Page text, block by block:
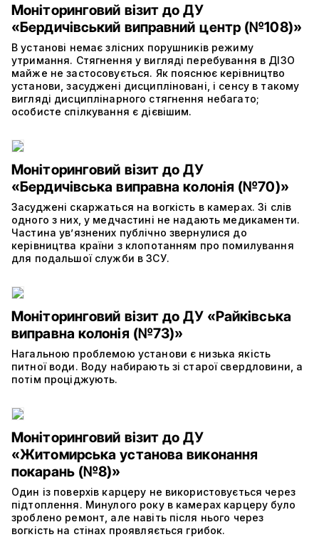
Моніторинговий візит до ДУ
«Бердичівський виправний центр (№108)»
В установі немає злісних порушників режиму
утримання. Стягнення у вигляді перебування в ДІЗО
майже не застосовується. Як пояснює керівництво
установи, засуджені дисципліновані, і сенсу в такому
вигляді дисциплінарного стягнення небагато;
особисте спілкування є дієвішим.
Моніторинговий візит до ДУ
«Бердичівська виправна колонія (№70)»
Засуджені скаржаться на вогкість в камерах. Зі слів
одного з них, у медчастині не надають медикаменти.
Частина ув’язнених публічно звернулися до
керівництва країни з клопотанням про помилування
для подальшої служби в ЗСУ.
Моніторинговий візит до ДУ «Райківська
виправна колонія (№73)»
Нагальною проблемою установи є низька якість
питної води. Воду набирають зі старої свердловини, а
потім проціджують.
Моніторинговий візит до ДУ
«Житомирська установа виконання
покарань (№8)»
Один із поверхів карцеру не використовується через
підтоплення. Минулого року в камерах карцеру було
зроблено ремонт, але навіть після нього через
вогкість на стінах проявляється грибок.